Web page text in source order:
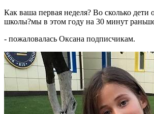
Как ваша первая неделя? Во сколько дети
школы?мы в этом году на 30 минут
- пожаловалась Оксана подписчикам.